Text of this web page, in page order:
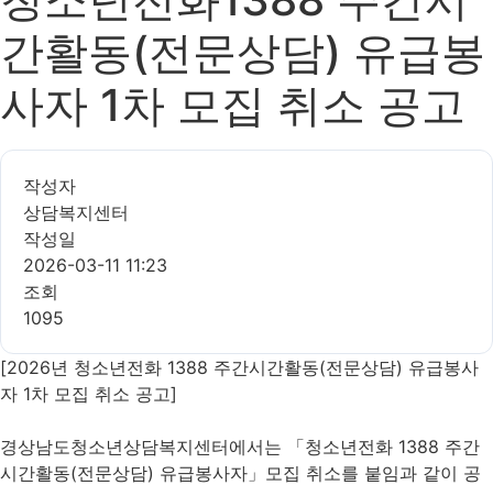
간활동(전문상담) 유급봉
사자 1차 모집 취소 공고
작성자
상담복지센터
작성일
2026-03-11 11:23
조회
1095
[2026년 청소년전화 1388 주간시간활동(전문상담) 유급봉사
자 1차 모집 취소 공고]
경상남도청소년상담복지센터에서는 「청소년전화 1388 주간
시간활동(전문상담) 유급봉사자」모집 취소를 붙임과 같이 공